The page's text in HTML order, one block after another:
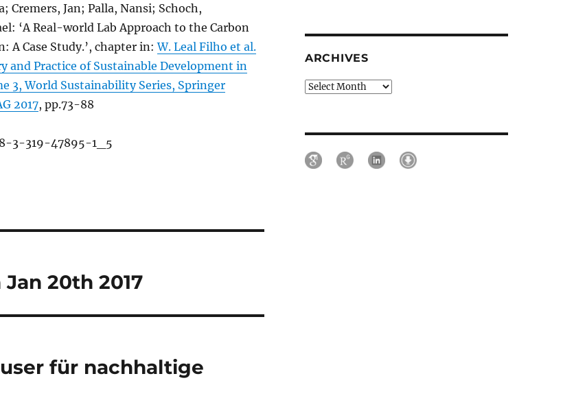
Cremers, Jan; Palla, Nansi; Schoch,
‘A Real-world Lab Approach to the Carbon
A Case Study.’, chapter in:W. Leal Filho et al.
and Practice of Sustainable Development in
3, World Sustainability Series, Springer
2017, pp.73-88
3-319-47895-1_5
20th 2017
für nachhaltige
ARCHIVES
Archives